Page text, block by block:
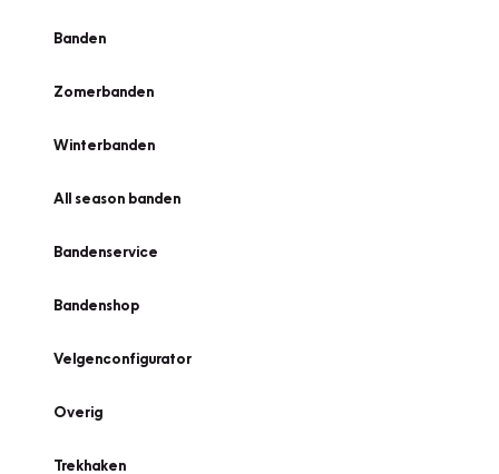
Banden
Zomerbanden
Winterbanden
All season banden
Bandenservice
Bandenshop
Velgenconfigurator
Overig
Trekhaken